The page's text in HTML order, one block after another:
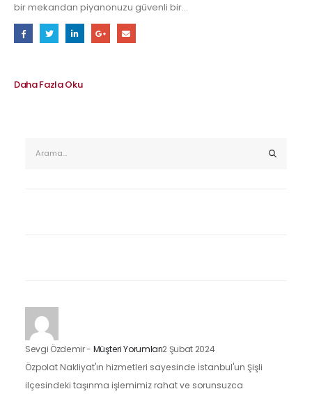
bir mekandan piyanonuzu güvenli bir...
Daha Fazla Oku
Sevgi Özdemir- Müşteri Yorumları2 Şubat 2024
Özpolat Nakliyat'ın hizmetleri sayesinde İstanbul'un Şişli
ilçesindeki taşınma işlemimiz rahat ve sorunsuzca